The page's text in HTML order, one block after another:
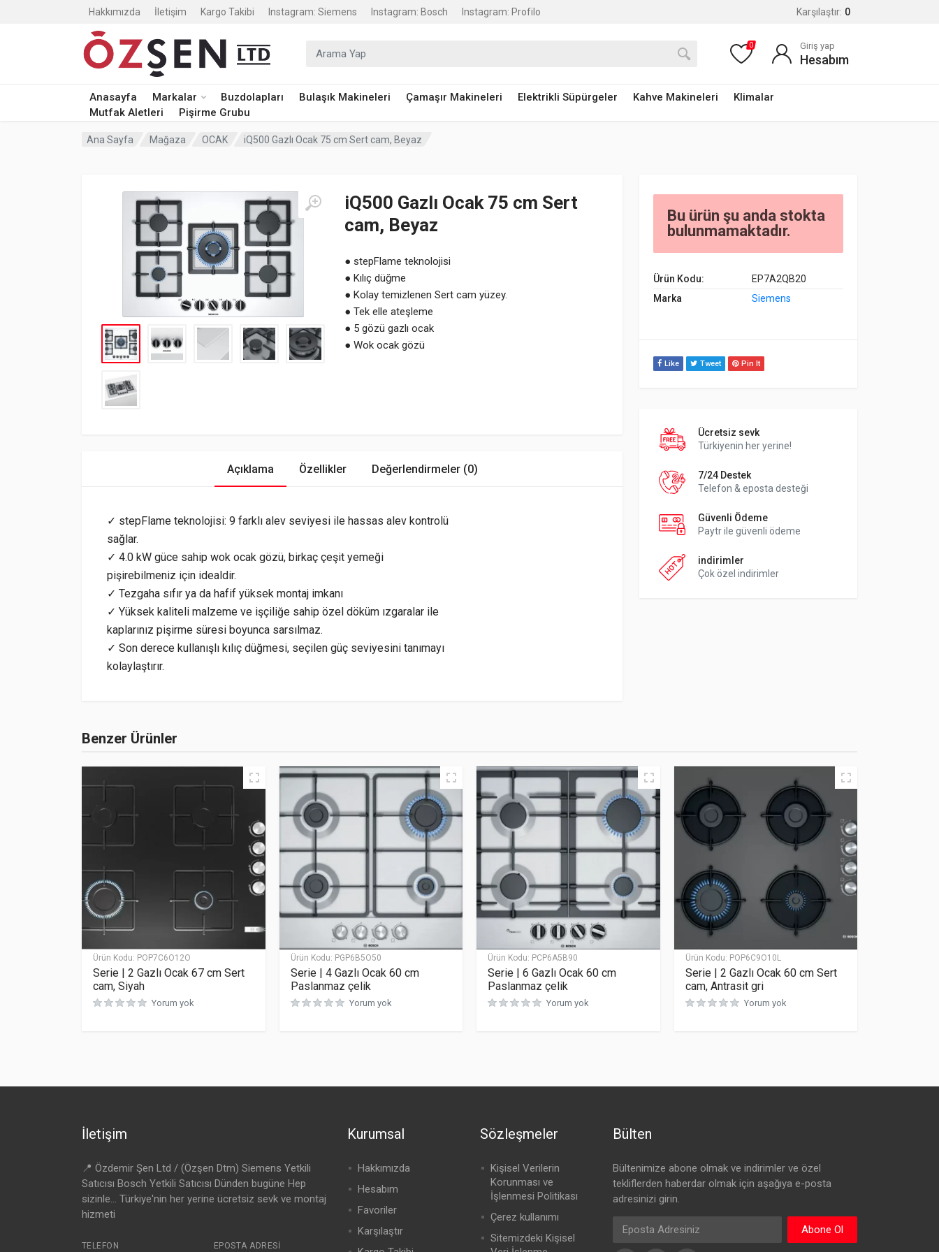
Hakkımızda İletişim Kargo Takibi Instagram: Siemens Instagram: Bosch Instagram: Profilo Karşılaştır: 0
Anasayfa Markalar Buzdolapları Bulaşık Makineleri Çamaşır Makineleri Elektrikli Süpürgeler Kahve Makineleri
Klimalar
Mutfak Aletleri
Pişirme Grubu
Araştır: 0 Giriş yap
Hesabım
Ana Sayfa Mağaza OCAK iQ500 Gazlı Ocak 75 cm Sert cam, Beyaz
iQ500 Gazlı Ocak 75 cm Sert
cam, Beyaz
● stepFlame teknolojisi
● Kılıç düğme
● Kolay temizlenen Sert cam yüzey.
● Tek elle ateşleme
● 5 gözü gazlı ocak
● Wok ocak gözü
Bu ürün şu anda stokta
bulunmamaktadır.
Ürün Kodu:
EP7A2QB20
Marka
Siemens
Like Tweet Pin It
Ücretsiz sevk
Türkiyenin her yerine!
7/24 Destek
Telefon & eposta desteği
Güvenli Ödeme
Paytr ile güvenli ödeme
indirimler
Çok özel indirimler
Açıklama Özellikler Değerlendirmeler (0)
✓ stepFlame teknolojisi: 9 farklı alev seviyesi ile hassas alev kontrolü
sağlar.
✓ 4.0 kW güce sahip wok ocak gözü, birkaç çeşit yemeği
pişirebilmeniz için idealdir.
✓ Tezgaha sıfır ya da hafif yüksek montaj imkanı
✓ Yüksek kaliteli malzeme ve işçiliğe sahip özel döküm ızgaralar ile
kaplarınız pişirme süresi boyunca sarsılmaz.
✓ Son derece kullanışlı kılıç düğmesi, seçilen güç seviyesini tanımayı
kolaylaştırır.
Benzer Ürünler
Ürün Kodu: POP7C6O12O
Serie | 2 Gazlı Ocak 67 cm Sert
cam, Siyah
Yorum yok
Ürün Kodu: PGP6B5O50
Serie | 4 Gazlı Ocak 60 cm
Paslanmaz çelik
Yorum yok
Ürün Kodu: PCP6A5B90
Serie | 6 Gazlı Ocak 60 cm
Paslanmaz çelik
Yorum yok
Ürün Kodu: POP6C9O10L
Serie | 2 Gazlı Ocak 60 cm Sert
cam, Antrasit gri
Yorum yok
İletişim
📍 Özdemir Şen Ltd / (Özşen Dtm) Siemens Yetkili
Satıcısı Bosch Yetkili Satıcısı Dünden bugüne Hep
sizinle... Türkiye'nin her yerine ücretsiz sevk ve montaj
hizmeti
TELEFON EPOSTA ADRESI
Kurumsal
Hakkımızda
Hesabım
Favoriler
Karşılaştır
Sözleşmeler
Kişisel Verilerin
Korunması ve
İşlenmesi Politikası
Çerez kullanımı
Sitemizdeki Kişisel
Bülten
Bültenimize abone olmak ve indirimler ve özel
tekliflerden haberdar olmak için aşağıya e-posta
adresinizi girin.
Abone Ol